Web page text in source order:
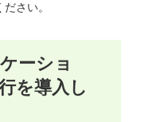
さい。
ーショ
を導入し